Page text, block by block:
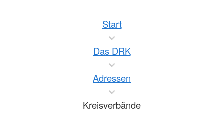
Start
Das DRK
Adressen
Kreisverbände